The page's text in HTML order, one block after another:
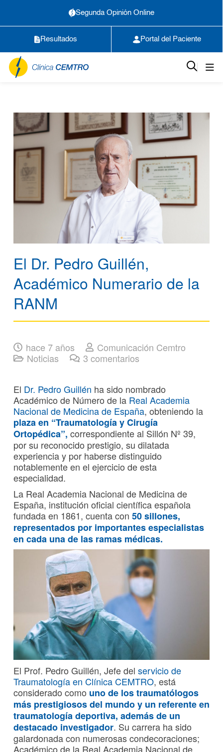
Segunda Opinión Online
Resultados Portal del Paciente
El Dr. Pedro Guillén,
Académico Numerario de la
RANM
hace 7 años
Comunicación Cemtro
Noticias
3 comentarios
El Dr. Pedro Guillén ha sido nombrado
Académico de Número de la Real Academia
Nacional de Medicina de España, obteniendo la
plaza en “Traumatologíay Cirugía
Ortopédica”, correspondiente al Sillón Nº 39,
por su reconocido prestigio, su dilatada
experiencia y por haberse distinguido
notablemente en el ejercicio de esta
especialidad.
La Real Academia Nacional de Medicina de
España, institución oficial científica española
fundada en 1861, cuenta con 50 sillones,
representados por importantes especialistas
en cada una de las ramas médicas.
El Prof. Pedro Guillén, Jefe del servicio de
Traumatología en Clínica CEMTRO, está
considerado como uno de los traumatólogos
más prestigiosos del mundo y un referente en
traumatología deportiva, además de un
destacado investigador. Su carrera ha sido
galardonada con numerosas condecoraciones;
Académico de la Real Academia Nacional de